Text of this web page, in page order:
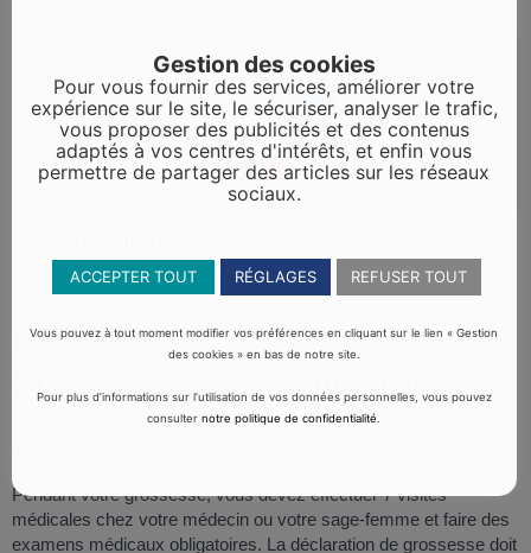
à la procréation> Grossesse : examens médicaux
Fiche pratique
Grossesse : examens médicaux
Pendant votre grossesse, vous devez effectuer 7 visites
médicales chez votre médecin ou votre sage-femme et faire des
examens médicaux obligatoires. La déclaration de grossesse doit
Gestion des cookies
Pour vous fournir des services, améliorer votre
expérience sur le site, le sécuriser, analyser le trafic,
vous proposer des publicités et des contenus
adaptés à vos centres d'intérêts, et enfin vous
permettre de partager des articles sur les réseaux
sociaux.
ACCEPTER TOUT RÉGLAGES REFUSER TOUT
Vous pouvez à tout moment modifier vos préférences en cliquant sur le lien « Gestion
des cookies » en bas de notre site.
Pour plus d’informations sur l’utilisation de vos données personnelles, vous pouvez
consulternotre politique de confidentialité